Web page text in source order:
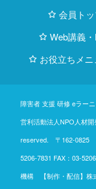
会員ト
Web講義
お役立ちメニ
障害者 支援 研修 eラー
営利活動法人NPO人材開
reserved. 〒162-0825
5206-7831 FAX：03-
機構 【制作・配信】株